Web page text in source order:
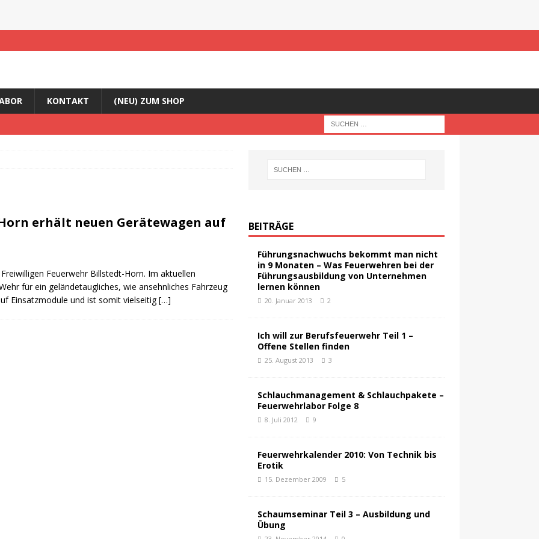
KONTAKT (NEU) ZUM SHOP
erhält neuen Gerätewagen auf
Feuerwehr Billstedt-Horn. Im aktuellen
für ein geländetaugliches, wie ansehnliches Fahrzeug
Einsatzmodule und ist somit vielseitig[…]
BEITRÄGE
Führungsnachwuchs bekommt man nicht
in 9 Monaten – Was Feuerwehren bei der
Führungsausbildung von Unternehmen
lernen können
20. Januar 2013 2
Ich will zur Berufsfeuerwehr Teil 1 –
Offene Stellen finden
25. August 2013 3
Schlauchmanagement & Schlauchpakete –
Feuerwehrlabor Folge 8
8. Juli 2012 9
Feuerwehrkalender 2010: Von Technik bis
Erotik
15. Dezember 2009 5
Schaumseminar Teil 3 – Ausbildung und
Übung